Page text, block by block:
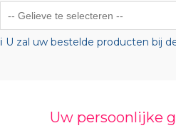
ℹ️ U zal uw bestelde producten bij
Uw persoonlijke